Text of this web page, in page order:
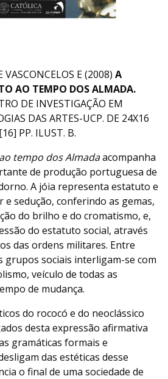
VASCONCELOS E (2008) A
AO TEMPO DOS ALMADA.
DE INVESTIGAÇÃO EM
DAS ARTES-UCP. DE 24X16
PP. ILUST. B.
tempo dos Almadaacompanha
de produção portuguesa de
A jóia representa estatuto e
sedução, conferindo as gemas,
do brilho e do cromatismo, e,
do estatuto social, através
das ordens militares. Entre
grupos sociais interligam-se com
veículo de todas as
de mudança.
do rococó e do neoclássico
desta expressão afirmativa
gramáticas formais e
das estéticas desse
o final de uma sociedade de